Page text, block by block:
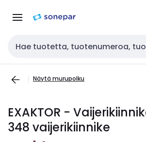
navigointiinsisältöön
Haku
Näytä murupolku
EXAKTOR -
348 vaijerikiinnike